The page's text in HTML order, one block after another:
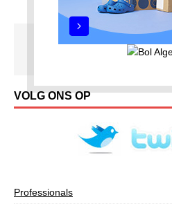
VOLG ONS OP
Professionals